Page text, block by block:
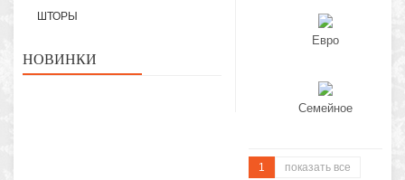
ШТОРЫ
НОВИНКИ
Евро
Семейное
1
показать все